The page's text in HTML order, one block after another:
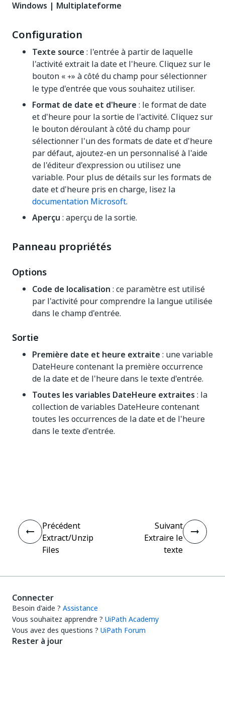
Windows | Multiplateforme
Configuration
Texte source : l'entrée à partir de laquelle
l'activité extrait la date et l'heure. Cliquez sur le
bouton « +» à côté du champ pour sélectionner
le type d'entrée que vous souhaitez utiliser.
Format de date et d'heure : le format de date
et d'heure pour la sortie de l'activité. Cliquez sur
le bouton déroulant à côté du champ pour
sélectionner l'un des formats de date et d'heure
par défaut, ajoutez-en un personnalisé à l'aide
de l'éditeur d'expression ou utilisez une
variable. Pour plus de détails sur les formats de
date et d'heure pris en charge, lisez la
documentation Microsoft.
Aperçu : aperçu de la sortie.
Panneau propriétés
Options
Code de localisation : ce paramètre est utilisé
par l'activité pour comprendre la langue utilisée
dans le champ d'entrée.
Sortie
Première date et heure extraite : une variable
DateHeure contenant la première occurrence
de la date et de l'heure dans le texte d'entrée.
Toutes les variables DateHeure extraites : la
collection de variables DateHeure contenant
toutes les occurrences de la date et de l'heure
dans le texte d'entrée.
Précédent
Extract/Unzip
Files
Suivant
Extraire le
texte
Connecter
Besoin d'aide ? Assistance
Vous souhaitez apprendre ? UiPath Academy
Vous avez des questions ? UiPath Forum
Rester à jour